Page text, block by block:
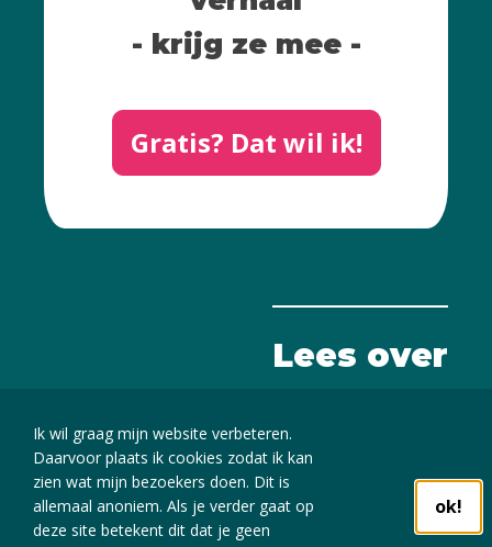
- krijg ze mee -
Gratis? Dat wil ik!
Lees over
Cookies
Disclaimer
Ik wil graag mijn website verbeteren.
Daarvoor plaats ik cookies zodat ik kan
zien wat mijn bezoekers doen. Dit is
allemaal anoniem. Als je verder gaat op
deze site betekent dit dat je geen
ok!